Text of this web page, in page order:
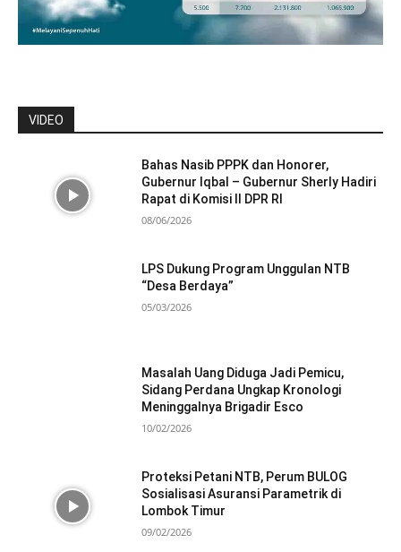
VIDEO
Bahas Nasib PPPK dan Honorer,
Gubernur Iqbal – Gubernur Sherly Hadiri
Rapat di Komisi II DPR RI
08/06/2026
LPS Dukung Program Unggulan NTB
“Desa Berdaya”
05/03/2026
Masalah Uang Diduga Jadi Pemicu,
Sidang Perdana Ungkap Kronologi
Meninggalnya Brigadir Esco
10/02/2026
Proteksi Petani NTB, Perum BULOG
Sosialisasi Asuransi Parametrik di
Lombok Timur
09/02/2026